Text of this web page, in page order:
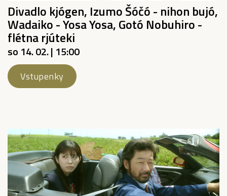
Divadlo kjógen, Izumo Šóčó - nihon bujó,
Wadaiko - Yosa Yosa, Gotó Nobuhiro -
flétna rjúteki
so 14. 02. | 15:00
Vstupenky